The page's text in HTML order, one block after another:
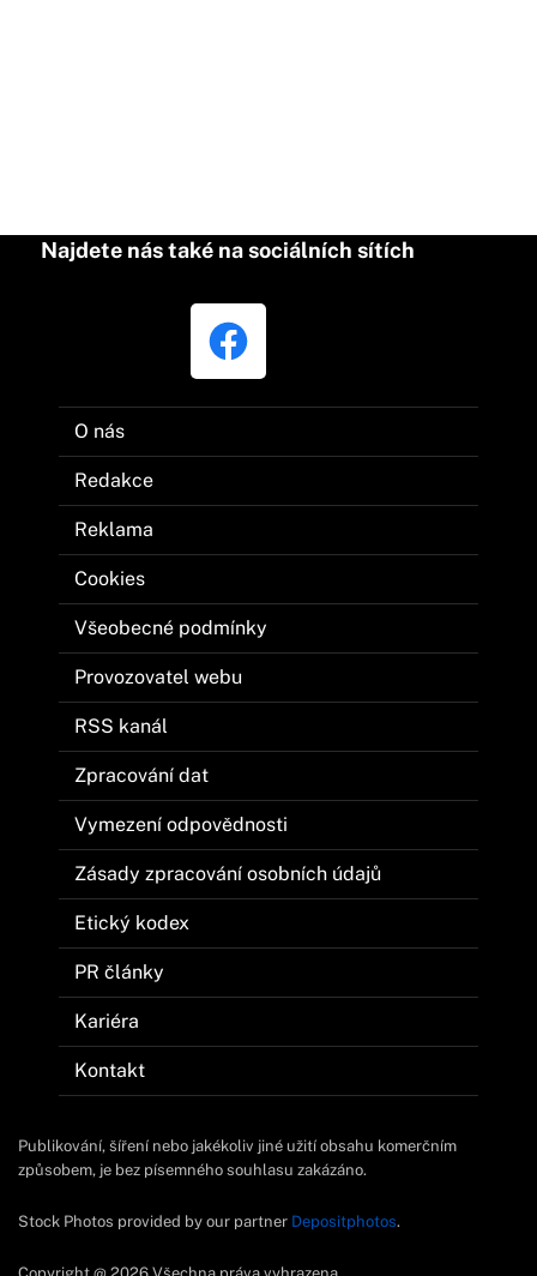
Najdete nás také na sociálních sítích
O nás
Redakce
Reklama
Cookies
Všeobecné podmínky
Provozovatel webu
RSS kanál
Zpracování dat
Vymezení odpovědnosti
Zásady zpracování osobních údajů
Etický kodex
PR články
Kariéra
Kontakt
Publikování, šíření nebo jakékoliv jiné užití obsahu komerčním
způsobem, je bez písemného souhlasu zakázáno.
Stock Photos provided by our partner Depositphotos.